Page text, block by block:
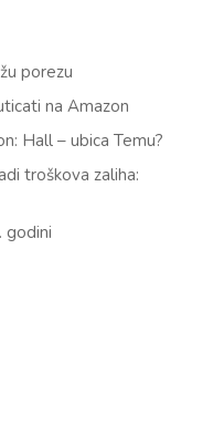
porezu
na Amazon
Hall – ubica Temu?
troškova zaliha:
godini